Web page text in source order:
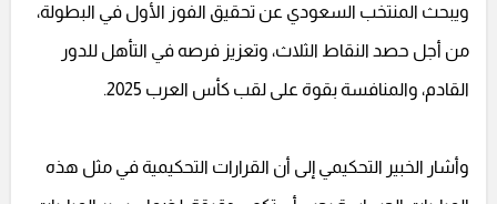
ويبحث المنتخب السعودي عن تحقيق الفوز الأول في البطولة،
من أجل حصد النقاط الثلاث، وتعزيز فرصه في التأهل للدور
القادم، والمنافسة بقوة على لقب كأس العرب 2025.
وأشار الخبير التحكيمي إلى أن القرارات التحكيمية في مثل هذه